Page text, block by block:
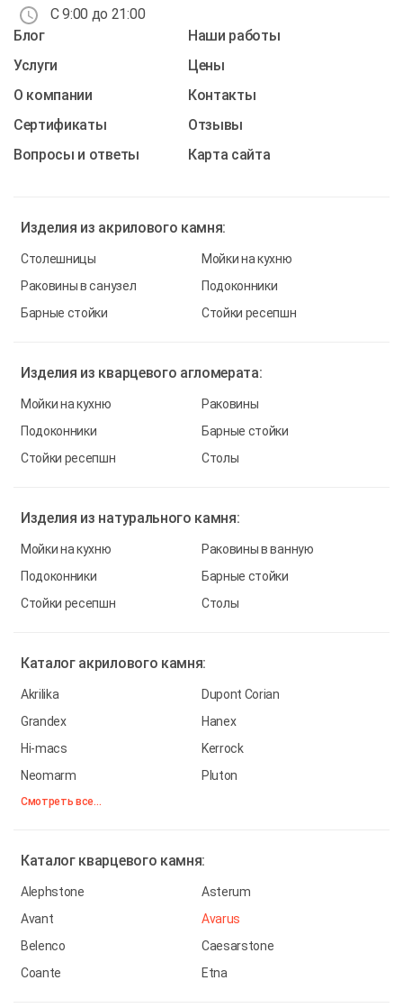
С 9:00 до 21:00
Блог
Наши работы
Услуги
Цены
О компании
Контакты
Cертификаты
Отзывы
Вопросы и ответы
Карта сайта
Изделия из акрилового камня:
Столешницы
Мойки на кухню
Раковины в санузел
Подоконники
Барные стойки
Стойки ресепшн
Изделия из кварцевого агломерата:
Мойки на кухню
Раковины
Подоконники
Барные стойки
Стойки ресепшн
Столы
Изделия из натурального камня:
Мойки на кухню
Раковины в ванную
Подоконники
Барные стойки
Стойки ресепшн
Столы
Каталог акрилового камня:
Akrilika
Dupont Corian
Grandex
Hanex
Hi-macs
Kerrock
Neomarm
Pluton
Смотреть все...
Каталог кварцевого камня:
Alephstone
Asterum
Avant
Avarus
Belenco
Caesarstone
Coante
Etna